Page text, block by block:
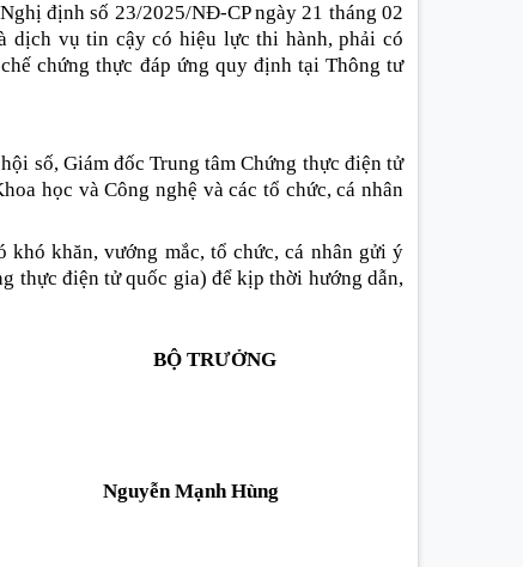
định số 23/2025/NĐ-CP ngày 21 tháng 02
dịch vụ tin cậy có hiệu lực thi hành, phải có
chứng thực đáp ứng quy định tại Thông tư
số, Giám đốc Trung tâm Chứng thực điện tử
học và Công nghệ và các tổ chức, cá nhân
khăn, vướng mắc, tổ chức, cá nhân gửi ý
thực điện tử quốc gia) để kịp thời hướng dẫn,
BỘ TRƯỞNG
Nguyễn Mạnh Hùng